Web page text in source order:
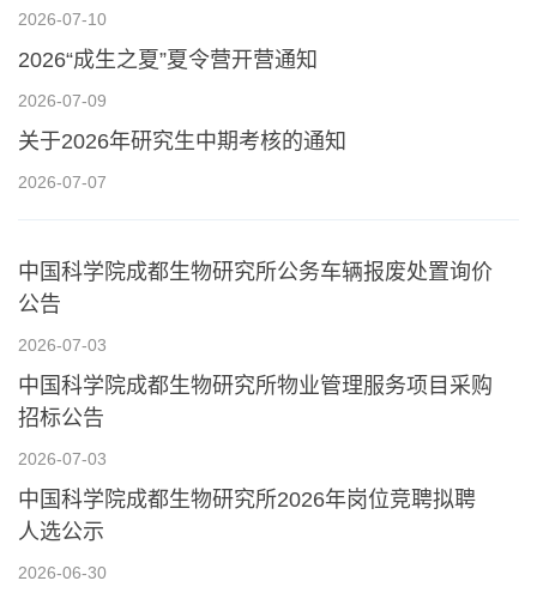
2026-07-10
2026“成生之夏”夏令营开营通知
2026-07-09
关于2026年研究生中期考核的通知
2026-07-07
中国科学院成都生物研究所公务车辆报废处置询价
公告
2026-07-03
中国科学院成都生物研究所物业管理服务项目采购
招标公告
2026-07-03
中国科学院成都生物研究所2026年岗位竞聘拟聘
人选公示
2026-06-30